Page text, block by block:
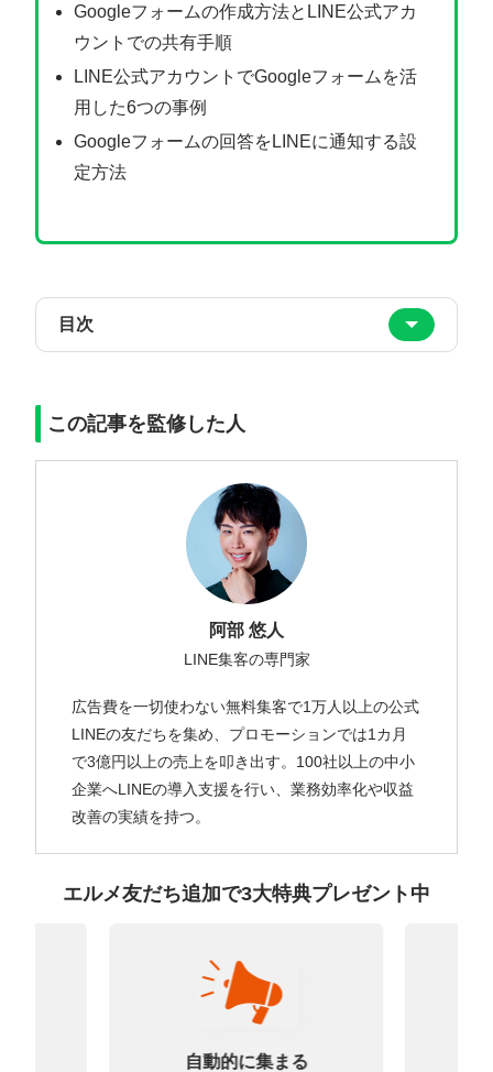
Googleフォームの作成方法とLINE公式アカ
ウントでの共有手順
LINE公式アカウントでGoogleフォームを活
用した6つの事例
Googleフォームの回答をLINEに通知する設
定方法
目次
この記事を監修した人
阿部 悠人
LINE集客の専門家
広告費を一切使わない無料集客で1万人以上の公式
LINEの友だちを集め、プロモーションでは1カ月
で3億円以上の売上を叩き出す。100社以上の中小
企業へLINEの導入支援を行い、業務効率化や収益
改善の実績を持つ。
エルメ友だち追加で3大特典プレゼント中
自動的に集まる